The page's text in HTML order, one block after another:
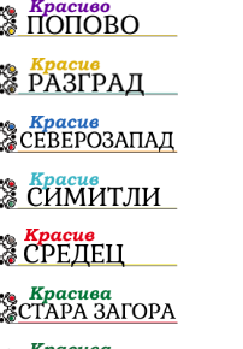
синод
Наводнения